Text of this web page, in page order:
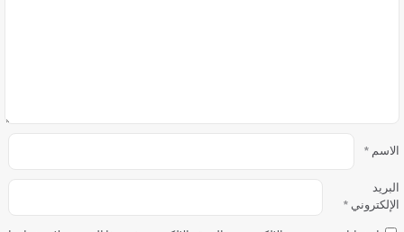
الاسم *
البريد
الإلكتروني *